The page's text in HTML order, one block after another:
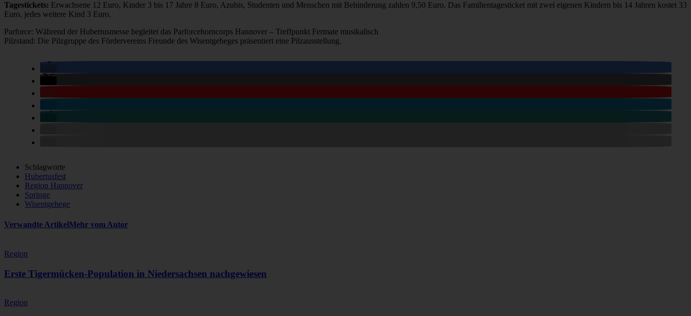
Tagestickets: Erwachsene 12 Euro, Kinder 3 bis 17 Jahre 8 Euro, Azubis, Studenten und Menschen mit Behinderung zahlen 9,50 Euro. Das Familientagesticket mit zwei eigenen Kindern bis 14 Jahren kostet 33
Euro, jedes weitere Kind 3 Euro.
Parforce: Während der Hubertusmesse begleitet das Parforcehorncorps Hannover – Treffpunkt Fermate musikalisch
Pilzstand: Die Pilzgruppe des Fördervereins Freunde des Wisentgeheges präsentiert eine Pilzausstellung.
Schlagworte
Hubertusfest
Region Hannover
Springe
Wisentgehege
Verwandte ArtikelMehr vom Autor
Region
Erste Tigermücken-Population in Niedersachsen nachgewiesen
Region